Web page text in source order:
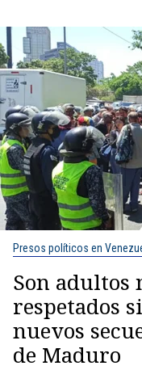
Presos políticos en
Son adultos
respetados
nuevos
de Maduro